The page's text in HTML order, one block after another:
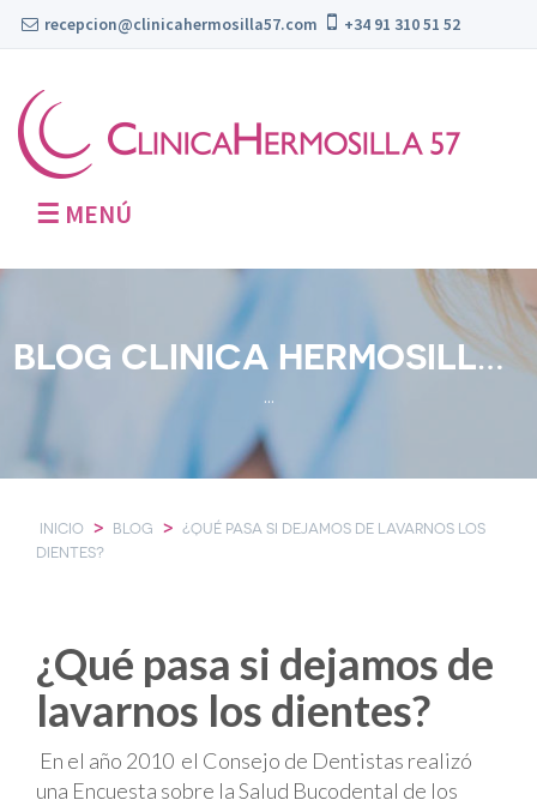
recepcion@clinicahermosilla57.com +34 91 310 51 52
☰ MENÚ
BLOG CLINICA HERMOSILLA 57
...
INICIO > BLOG > ¿QUÉ PASA SI DEJAMOS DE LAVARNOS LOS
DIENTES?
¿Qué pasa si dejamos de
lavarnos los dientes?
En el año 2010 el Consejo de Dentistas realizó
una Encuesta sobre la Salud Bucodental de los